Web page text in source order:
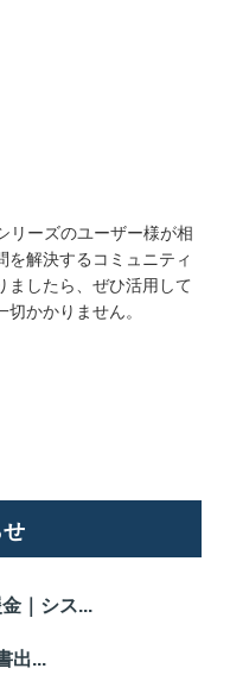
リーズのユーザー様が相
を解決するコミュニティ
ましたら、ぜひ活用して
かかりません。
｜シス...
出...